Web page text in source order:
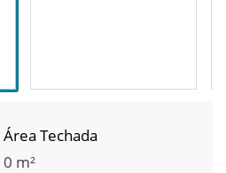
Área Techada
0 m²